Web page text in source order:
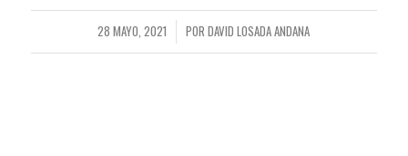
28 MAYO, 2021
/ PORDAVID LOSADA ANDANA